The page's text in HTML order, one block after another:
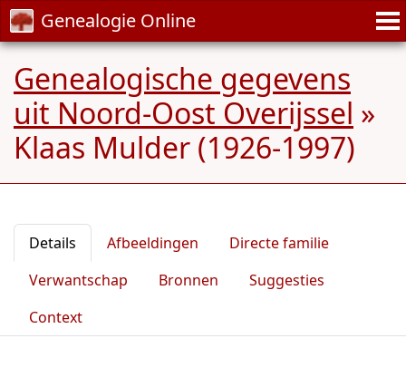
Genealogie Online
Genealogische gegevens
uit Noord-Oost Overijssel »
Klaas Mulder (1926-1997)
Details Afbeeldingen
Directe familie
Verwantschap
Bronnen
Suggesties
Context